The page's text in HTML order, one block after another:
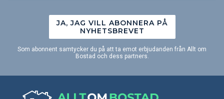
JA, JAG VILL ABONNERA PÅ
NYHETSBREVET
Som abonnent samtycker du på att ta emot erbjudanden från Allt om
Bostad och dess partners.